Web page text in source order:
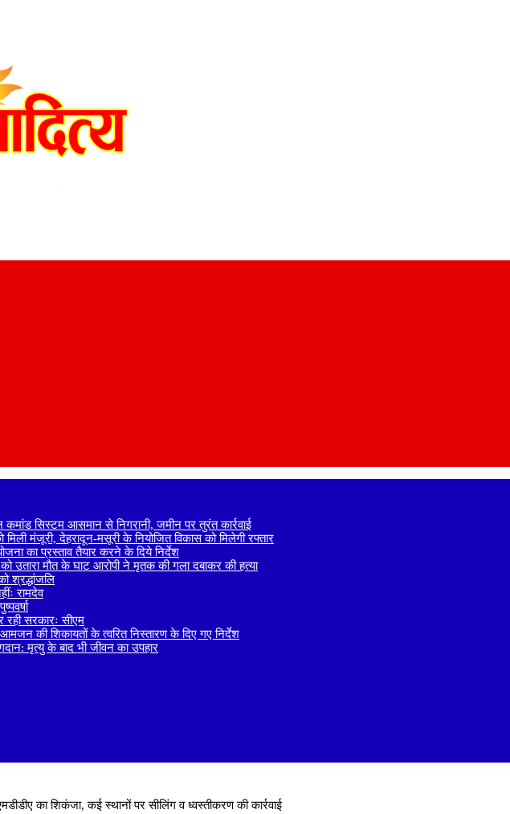
सिस्टम आसमान से निगरानी, जमीन पर तुरंत कार्रवाई
मिली मंजूरी, देहरादून-मसूरी के नियोजित विकास को मिलेगी रफ्तार
का प्रस्ताव तैयार करने के दिये निर्देश
उतारा मौत के घाट आरोपी ने मृतक की गला दबाकर की हत्या
श्रद्धांजलि
रामदेव
रही सरकारः सीएम
की शिकायतों के त्वरित निस्तारण के दिए गए निर्देश
मृत्यु के बाद भी जीवन का उपहार
का शिकंजा, कई स्थानों पर सीलिंग व ध्वस्तीकरण की कार्रवाई